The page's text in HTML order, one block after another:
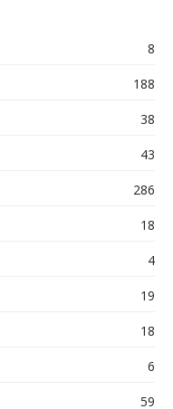
8
188
38
43
286
18
4
19
18
6
59